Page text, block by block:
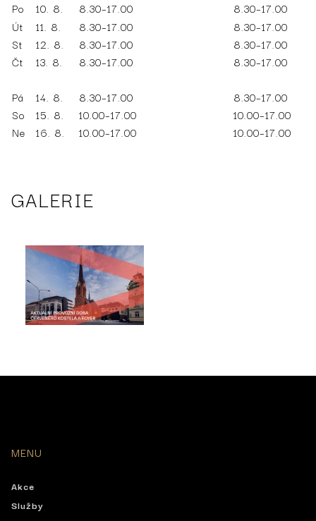
Po 10. 8. 8.30–17.00
8.30–17.00
Út
11. 8. 8.30–17.00
8.30–17.00
St
12. 8. 8.30–17.00
8.30–17.00
Čt
13. 8. 8.30–17.00 8.30–17.00
Pá 14. 8. 8.30–17.00
8.30–17.00
So
15. 8. 10.00–17.00
10.00–17.00
Ne
16. 8. 10.00–17.00 10.00–17.00
GALERIE
MENU
Akce
Služby